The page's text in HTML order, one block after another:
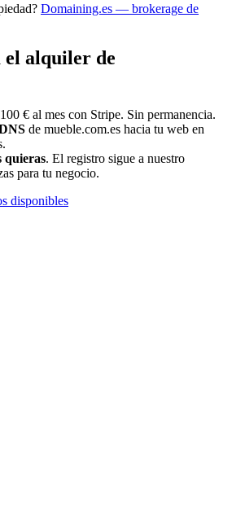
Domaining.es — brokerage de
el alquiler de
€ al mes con Stripe. Sin permanencia.
de mueble.com.es hacia tu web en
quieras. El registro sigue a nuestro
para tu negocio.
disponibles